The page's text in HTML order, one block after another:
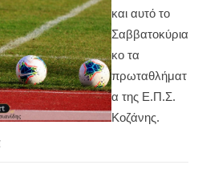
και αυτό το
Σαββατοκύρια
κο τα
πρωταθλήματ
α της Ε.Π.Σ.
Κοζάνης.